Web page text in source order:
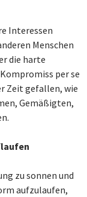
Interessen
Menschen
die harte
per se
Zeit gefallen, wie
Gemäßigten,
zu sonnen und
aufzulaufen,